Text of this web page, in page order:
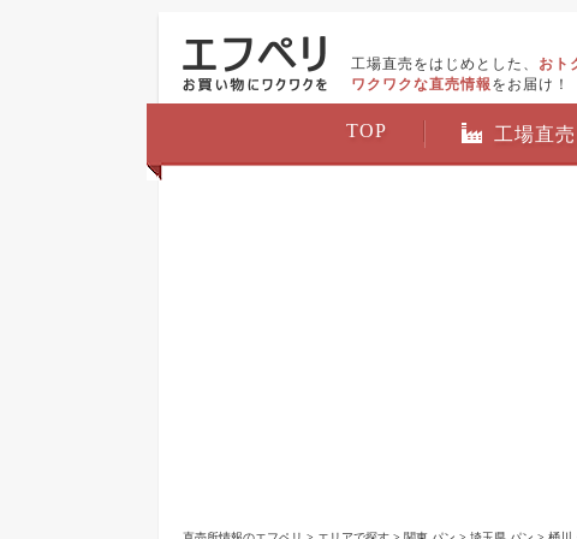
工場直売をはじめとした、 おト
ワクワクな直売情報 をお届け！
TOP 工場直売